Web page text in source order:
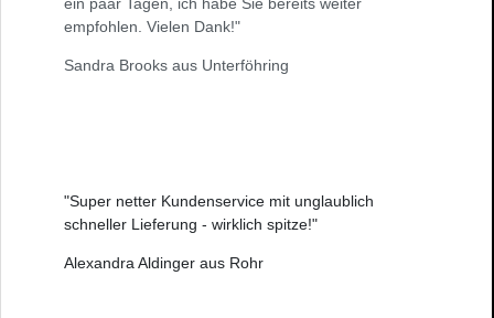
empfohlen. Vielen Dank!"
Sandra Brooks aus Unterföhring
"Super netter Kundenservice mit unglaublich
schneller Lieferung - wirklich spitze!"
Alexandra Aldinger aus Rohr